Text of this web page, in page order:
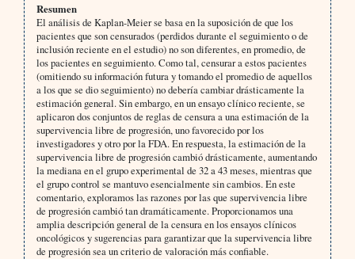
Resumen
El análisis de Kaplan-Meier se basa en la suposición de que los
pacientes que son censurados (perdidos durante el seguimiento o de
inclusión reciente en el estudio) no son diferentes, en promedio, de
los pacientes en seguimiento. Como tal, censurar a estos pacientes
(omitiendo su información futura y tomando el promedio de aquellos
a los que se dio seguimiento) no debería cambiar drásticamente la
estimación general. Sin embargo, en un ensayo clínico reciente, se
aplicaron dos conjuntos de reglas de censura a una estimación de la
supervivencia libre de progresión, uno favorecido por los
investigadores y otro por la FDA. En respuesta, la estimación de la
supervivencia libre de progresión cambió drásticamente, aumentando
la mediana en el grupo experimental de 32 a 43 meses, mientras que
el grupo control se mantuvo esencialmente sin cambios. En este
comentario, exploramos las razones por las que supervivencia libre
de progresión cambió tan dramáticamente. Proporcionamos una
amplia descripción general de la censura en los ensayos clínicos
oncológicos y sugerencias para garantizar que la supervivencia libre
de progresión sea un criterio de valoración más confiable.